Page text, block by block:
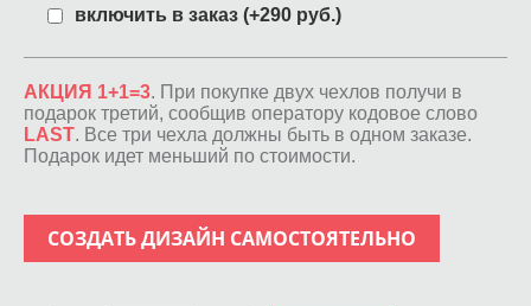
включить в заказ (+290 руб.)
АКЦИЯ 1+1=3. При покупке двух чехлов получи в
подарок третий, сообщив оператору кодовое слово
LAST. Все три чехла должны быть в одном заказе.
Подарок идет меньший по стоимости.
СОЗДАТЬ ДИЗАЙН САМОСТОЯТЕЛЬНО